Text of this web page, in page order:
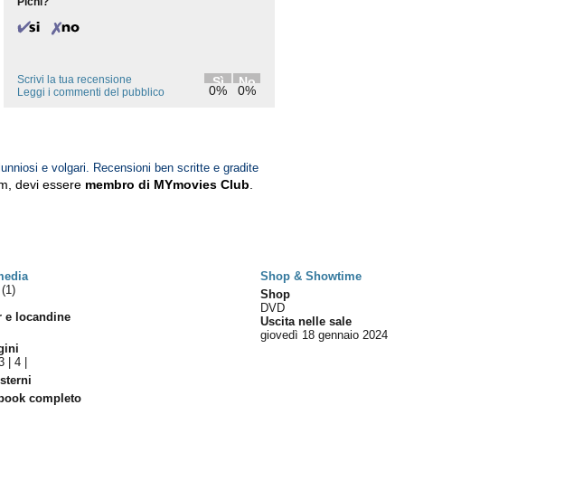
Sì
0%
No
0%
Scrivi la tua recensione
Leggi i commenti del pubblico
e volgari. Recensioni ben scritte e gradite
devi essere membro di MYmovies Club
Shop & Showtime
e locandine
|4
completo
Shop
DVD
Uscita nelle sale
giovedì 18 gennaio 2024